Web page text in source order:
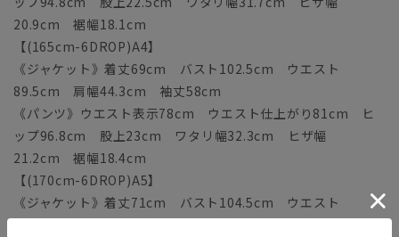
20.9cm 裾幅18.1cm
【(165cm-6DROP)A4】
《ジャケット》着丈69cm バスト102.5cm ウエスト
89.5cm 肩幅44.3cm 袖丈58cm
《パンツ》ウエスト表示78cm ウエスト仕上がり81cm ヒ
ップ96.8cm 股上23cm ワタリ幅32.3cm ヒザ幅
21.2cm 裾幅18.4cm
【(170cm-6DROP)A5】
《ジャケット》着丈71cm バスト104.5cm ウエスト